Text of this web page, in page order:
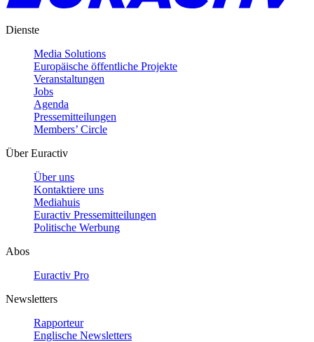
Dienste
Media Solutions
Europäische öffentliche Projekte
Veranstaltungen
Jobs
Agenda
Pressemitteilungen
Members’ Circle
Über Euractiv
Über uns
Kontaktiere uns
Mediahuis
Euractiv Pressemitteilungen
Politische Werbung
Abos
Euractiv Pro
Newsletters
Rapporteur
Englische Newsletters